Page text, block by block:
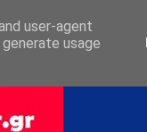
user-agent
usage